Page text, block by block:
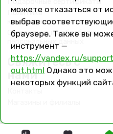
Политика
конфиденциальности
Соглашение на обработку
Свяжитесь с
нами
можете отказаться от
выбрав
браузере. Также вы
инструмент —
https://yandex.ru/
out.html Однако это
некоторых функций